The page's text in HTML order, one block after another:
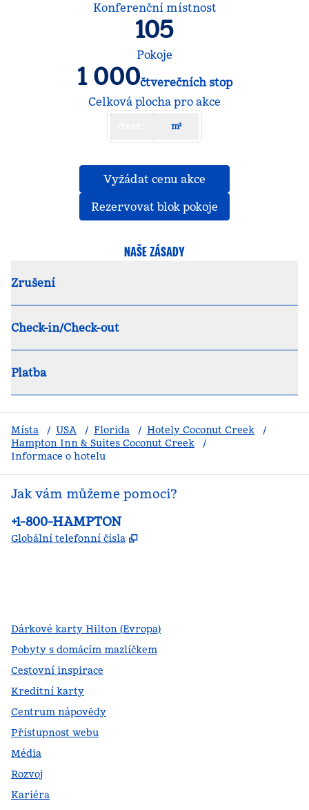
Konferenční místnost
105
Pokoje
1 000čtverečních stop
stop čtverečních
Celková plocha pro akce
čtverečních stop
m²
Vyžádat cenu akce
Rezervovat blok pokoje
NAŠE ZÁSADY
Zrušení
Check-in/Check-out
Platba
Místa / USA / Florida / Hotely Coconut Creek
/
Hampton Inn & Suites Coconut Creek
/
Informace o hotelu
Jak vám můžeme pomoci?
Telefon:
+1-800-HAMPTON
Globální telefonní čísla ,
Dárkové karty Hilton (Evropa)
Pobyty s domácím mazlíčkem
Cestovní inspirace
Kreditní karty
Centrum nápovědy
Přístupnost webu
Média
Rozvoj
Kariéra